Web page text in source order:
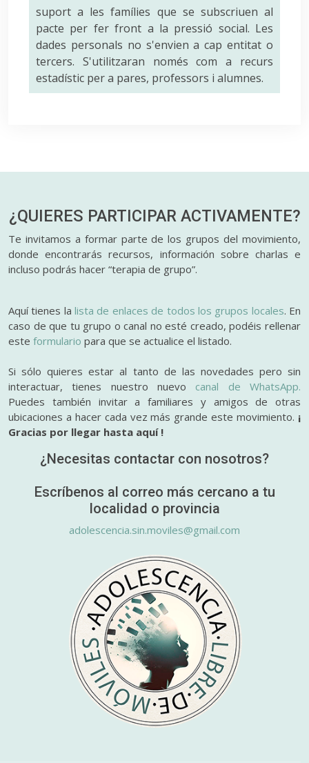
suport a les famílies que se subscriuen al
pacte per fer front a la pressió social. Les
dades personals no s'envien a cap entitat o
tercers. S'utilitzaran només com a recurs
estadístic per a pares, professors i alumnes.
¿QUIERES PARTICIPAR ACTIVAMENTE?
Te invitamos a formar parte de los grupos del movimiento,
donde encontrarás recursos, información sobre charlas e
incluso podrás hacer “terapia de grupo”.
Aquí tienes lalista de enlaces de todos los grupos locales. En
caso de que tu grupo o canal no esté creado, podéis rellenar
este formulario para que se actualice el listado.
Si sólo quieres estar al tanto de las novedades pero sin
interactuar, tienes nuestro nuevo canal de WhatsApp.
Puedes también invitar a familiares y amigos de otras
ubicaciones a hacer cada vez más grande este movimiento. ¡
Gracias por llegar hasta aquí !
¿Necesitas contactar con nosotros?
Escríbenos al correo más cercano a tu
localidad o provincia
adolescencia.sin.moviles@gmail.com